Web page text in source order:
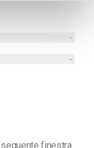
finestra